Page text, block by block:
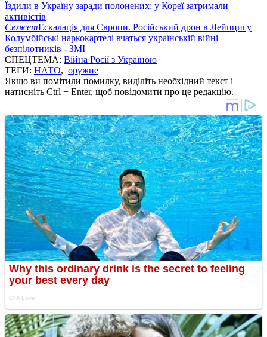
Їздили в Україну заради полонених: у Кореї затримали
активістів
СюжетЕскалація для Європи. Російський дрон в Лейпцигу
Колумбійські наркокартелі вчаться українській війні
безпілотників - ЗМІ
СПЕЦТЕМА: Війна Росії з Україною
ТЕГИ: НАТО, оружие
Якщо ви помітили помилку, виділіть необхідний текст і
натисніть Ctrl + Enter, щоб повідомити про це редакцію.